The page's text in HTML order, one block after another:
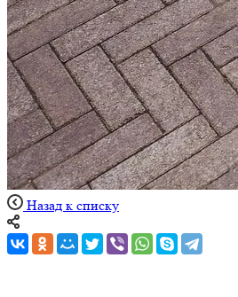
Назад к списку